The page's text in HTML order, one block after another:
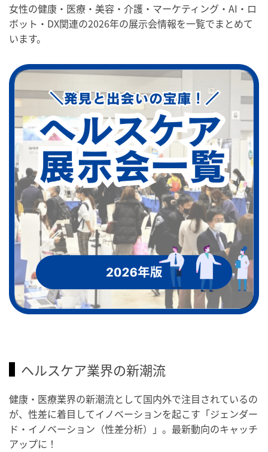
女性の健康・医療・美容・介護・マーケティング・AI・ロ
ボット・DX関連の2026年の展示会情報を一覧でまとめて
います。
ヘルスケア業界の新潮流
健康・医療業界の新潮流として国内外で注目されているの
が、性差に着目してイノベーションを起こす「ジェンダー
ド・イノベーション（性差分析）」。最新動向のキャッチ
アップに！